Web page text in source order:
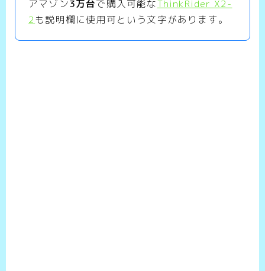
アマゾン3万台で購入可能なThinkRider X2-
2も説明欄に使用可という文字があります。